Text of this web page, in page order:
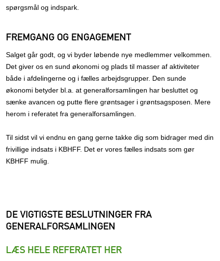
spørgsmål og indspark.
FREMGANG OG ENGAGEMENT
Salget går godt, og vi byder løbende nye medlemmer velkommen.
Det giver os en sund økonomi og plads til masser af aktiviteter
både i afdelingerne og i fælles arbejdsgrupper. Den sunde
økonomi betyder bl.a. at generalforsamlingen har besluttet og
sænke avancen og putte flere grøntsager i grøntsagsposen. Mere
herom i referatet fra generalforsamlingen.
Til sidst vil vi endnu en gang gerne takke dig som bidrager med din
frivillige indsats i KBHFF. Det er vores fælles indsats som gør
KBHFF mulig.
DE VIGTIGSTE BESLUTNINGER FRA
GENERALFORSAMLINGEN
LÆS HELE REFERATET HER